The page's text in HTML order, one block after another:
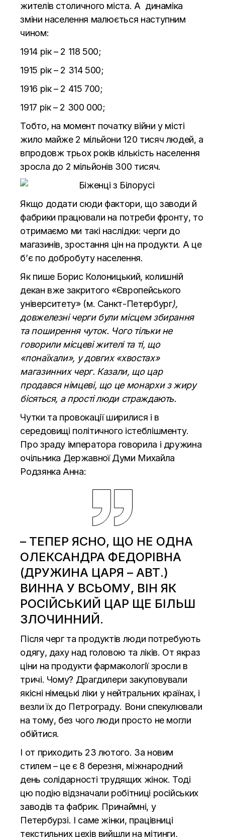
жителів столичного міста. А динаміка
зміни населення малюється наступним
чином:
1914 рік – 2 118 500;
1915 рік – 2 314 500;
1916 рік – 2 415 700;
1917 рік – 2 300 000;
Тобто, на момент початку війни у місті
жило майже 2 мільйони 120 тисяч людей, а
впродовж трьох років кількість населення
зросла до 2 мільйонів 300 тисяч.
Якщо додати сюди фактори, що заводи й
фабрики працювали на потреби фронту, то
отримаємо ми такі наслідки: черги до
магазинів, зростання цін на продукти. А це
б’є по добробуту населення.
Як пише Борис Колоницький, колишній
декан вже закритого «Європейського
університету» (м. Санкт-Петербург),
довжелезні черги були місцем збирання
та поширення чуток. Чого тільки не
говорили місцеві жителі та ті, що
«понаїхали», у довгих «хвостах»
магазинних черг. Казали, що цар
продався німцеві, що це монархи з жиру
бісяться, а прості люди страждають.
Чутки та провокації ширилися і в
середовищі політичного істеблішменту.
Про зраду імператора говорила і дружина
очільника Державної Думи Михайла
Родзянка Анна:
– ТЕПЕР ЯСНО, ЩО НЕ ОДНА
ОЛЕКСАНДРА ФЕДОРІВНА
(ДРУЖИНА ЦАРЯ – АВТ.)
ВИННА У ВСЬОМУ, ВІН ЯК
РОСІЙСЬКИЙ ЦАР ЩЕ БІЛЬШ
ЗЛОЧИННИЙ.
Після черг та продуктів люди потребують
одягу, даху над головою та ліків. От якраз
ціни на продукти фармакології зросли в
тричі. Чому? Драгдилери закуповували
якісні німецькі ліки у нейтральних країнах, і
везли їх до Петрограду. Вони спекулювали
на тому, без чого люди просто не могли
обійтися.
І от приходить 23 лютого. За новим
стилем – це є 8 березня, міжнародний
день солідарності трудящих жінок. Тоді
цю подію відзначали робітниці російських
заводів та фабрик. Принаймні, у
Петербурзі. І саме жінки, працівниці
текстильних цехів вийшли на мітинги,